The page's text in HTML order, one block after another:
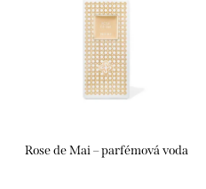
Rose de Mai – parfémová voda